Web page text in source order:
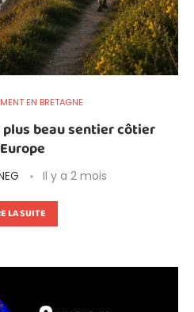
EN BRETAGNE
plus beau sentier côtier
Il y a 2 mois
LA SUITE